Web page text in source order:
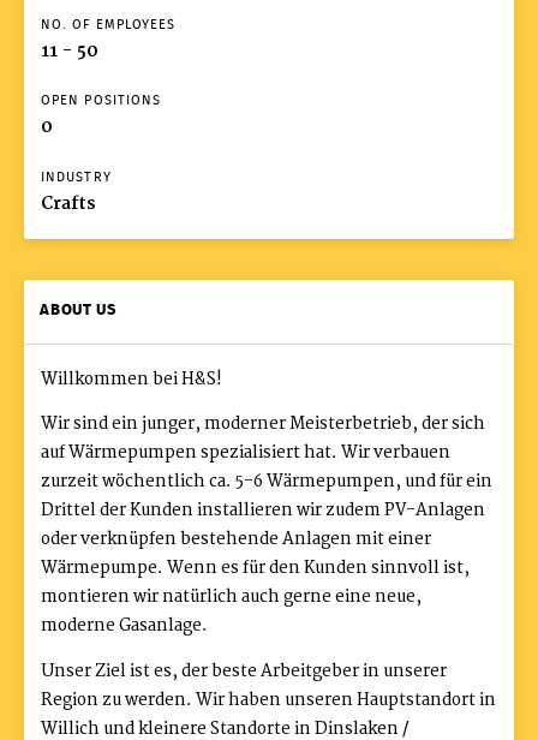
NO. OF EMPLOYEES
11 - 50
OPEN POSITIONS
0
INDUSTRY
Crafts
ABOUT US
Willkommen bei H&S!
Wir sind ein junger, moderner Meisterbetrieb, der sich
auf Wärmepumpen spezialisiert hat. Wir verbauen
zurzeit wöchentlich ca. 5-6 Wärmepumpen, und für ein
Drittel der Kunden installieren wir zudem PV-Anlagen
oder verknüpfen bestehende Anlagen mit einer
Wärmepumpe. Wenn es für den Kunden sinnvoll ist,
montieren wir natürlich auch gerne eine neue,
moderne Gasanlage.
Unser Ziel ist es, der beste Arbeitgeber in unserer
Region zu werden. Wir haben unseren Hauptstandort in
Willich und kleinere Standorte in Dinslaken /